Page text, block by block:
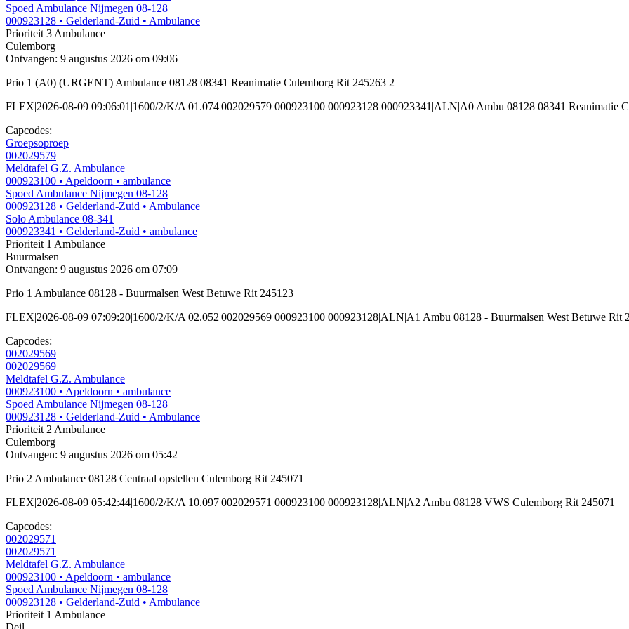
Spoed Ambulance Nijmegen 08-128
000923128 • Gelderland-Zuid • Ambulance
Prioriteit 3 Ambulance
Culemborg
Ontvangen: 9 augustus 2026 om 09:06
Prio 1 (A0) (URGENT) Ambulance 08128 08341 Reanimatie Culemborg Rit 245263 2
FLEX|2026-08-09 09:06:01|1600/2/K/A|01.074|002029579 000923100 000923128 000923341|ALN|A0 Ambu 08128 08341 Reanimatie
Capcodes:
Groepsoproep
002029579
Meldtafel G.Z. Ambulance
000923100 • Apeldoorn • ambulance
Spoed Ambulance Nijmegen 08-128
000923128 • Gelderland-Zuid • Ambulance
Solo Ambulance 08-341
000923341 • Gelderland-Zuid • ambulance
Prioriteit 1 Ambulance
Buurmalsen
Ontvangen: 9 augustus 2026 om 07:09
Prio 1 Ambulance 08128 - Buurmalsen West Betuwe Rit 245123
FLEX|2026-08-09 07:09:20|1600/2/K/A|02.052|002029569 000923100 000923128|ALN|A1 Ambu 08128 - Buurmalsen West Betuwe Rit
Capcodes:
002029569
002029569
Meldtafel G.Z. Ambulance
000923100 • Apeldoorn • ambulance
Spoed Ambulance Nijmegen 08-128
000923128 • Gelderland-Zuid • Ambulance
Prioriteit 2 Ambulance
Culemborg
Ontvangen: 9 augustus 2026 om 05:42
Prio 2 Ambulance 08128 Centraal opstellen Culemborg Rit 245071
FLEX|2026-08-09 05:42:44|1600/2/K/A|10.097|002029571 000923100 000923128|ALN|A2 Ambu 08128 VWS Culemborg Rit 245071
Capcodes:
002029571
002029571
Meldtafel G.Z. Ambulance
000923100 • Apeldoorn • ambulance
Spoed Ambulance Nijmegen 08-128
000923128 • Gelderland-Zuid • Ambulance
Prioriteit 1 Ambulance